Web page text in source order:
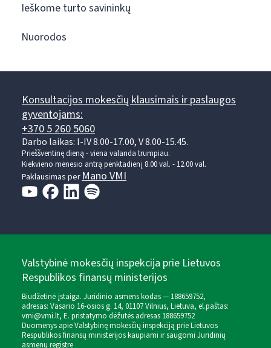
Ieškome turto savininkų
Nuorodos
Konsultacijos mokesčių klausimais ir paslaugos
gyventojams:
+370 5 260 5060
Darbo laikas: I-IV 8.00-17.00, V 8.00-15.45.
Prieššventinę dieną - viena valanda trumpiau.
Kiekvieno mėnesio antrą penktadienį 8.00 val. - 12.00 val.
Paklausimas perMano VMI
Valstybinė mokesčių inspekcija prie Lietuvos
Respublikos finansų ministerijos
Biudžetinė įstaiga. Juridinio asmens kodas — 188659752,
adresas: Vasario 16-osios g. 14, 01107 Vilnius, Lietuva, el.paštas:
vmi@vmi.lt, E. pristatymo dėžutės adresas 188659752
Duomenys apie Valstybinę mokesčių inspekciją prie Lietuvos
Respublikos finansų ministerijos kaupiami ir saugomi Juridinių
asmenų registre